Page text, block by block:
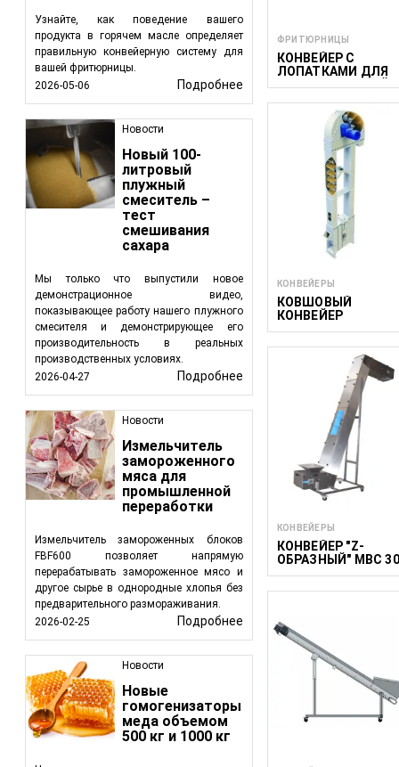
Узнайте, как поведение вашего
продукта в горячем масле определяет
правильную конвейерную систему для
вашей фритюрницы.
2026-05-06
Подробнее
Новости
Новый 100-
литровый
плужный
смеситель –
тест
смешивания
сахара
Мы только что выпустили новое
демонстрационное видео,
показывающее работу нашего плужного
смесителя и демонстрирующее его
производительность в реальных
производственных условиях.
2026-04-27
Подробнее
Новости
Измельчитель
замороженного
мяса для
промышленной
переработки
Измельчитель замороженных блоков
FBF600 позволяет напрямую
перерабатывать замороженное мясо и
другое сырье в однородные хлопья без
предварительного размораживания.
2026-02-25
Подробнее
Новости
Новые
гомогенизаторы
меда объемом
500 кг и 1000 кг
температуры
Применение в
Конвейеры широко
Переработка:
непрерывный
Упаковка:
упаковки.
Сортировка
категориям и
Линии сборки:
Преимущества
обеспечивая
Гигиеничность:
риск
Гибкость:
Снижение
трудовых
Стратегическая
FoodTechProcess,
ассортимент
Наши решения
ФРИТЮРНИЦЫ
КОНВЕЙЕР С
ЛОПАТКАМИ ДЛЯ
УНИВЕРСАЛЬНОЙ
400/1100/12 –
ДОПОЛНИТЕЛЬНЫЙ
МОДУЛЬ
КОНВЕЙЕРЫ
КОВШОВЫЙ
КОНВЕЙЕР
КОНВЕЙЕРЫ
КОНВЕЙЕР "Z-
ОБРАЗНЫЙ" MBC